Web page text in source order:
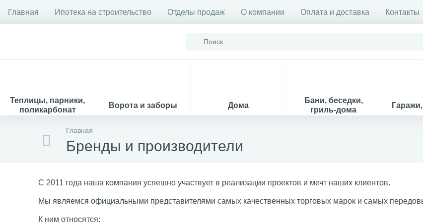
Главная Ипотека на строительство Отделы продаж О компании Оплата и доставка Контакты
Теплицы, парники,
поликарбонат
Ворота и заборы Дома
Бани, беседки,
гриль-дома
Главная
Бренды и производители
С 2011 года наша компания успешно участвует в реализации проектов и мечт наших клиентов.
Мы являемся официальными представителями самых качественных торговых марок и самых
К ним относятся: